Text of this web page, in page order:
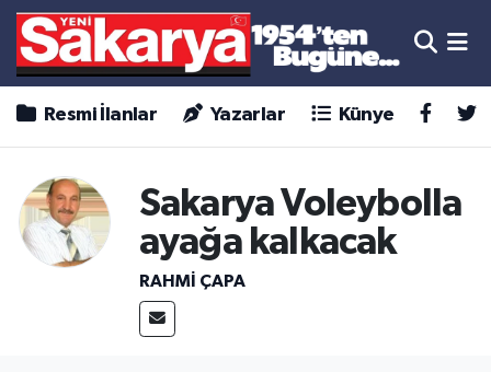
Resmi İlanlar Yazarlar Künye
Sakarya Voleybolla
ayağa kalkacak
RAHMİ ÇAPA